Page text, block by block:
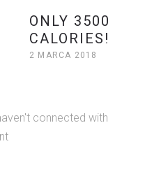
ONLY 3500
CALORIES!
2 MARCA 2018
connected with